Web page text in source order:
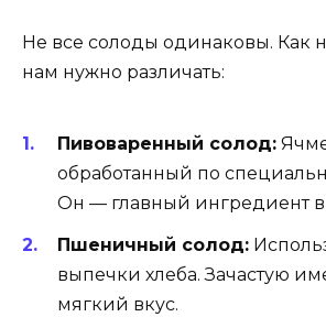
Не все солоды одинаковы. Как
нам нужно различать:
Пивоваренный солод:
обработанный по
Он — главный ингредиент
Пшеничный солод:
выпечки хлеба. Зачастую
мягкий вкус.